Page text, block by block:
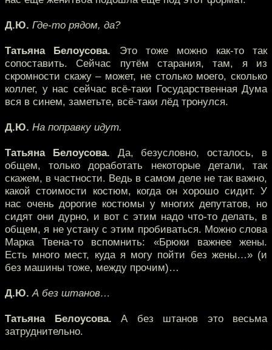
Д.Ю. Где-то рядом, да?
Татьяна Белоусова. Это тоже можно как-то так
сопоставить. Сейчас путём старания, там, я из
скромности скажу – может, не столько моего, сколько
коллег, у нас сейчас всё-таки Государственная Дума
вся в синем, заметьте, всё-таки лёд тронулся.
Д.Ю. На поправку идут.
Татьяна Белоусова. Да, безусловно, осталось, в
общем, только доработать некоторые детали, так
скажем, в частности. Ведь в самом деле не так важно,
какой стоимости костюм, когда он хорошо сидит. У
нас очень дорогие костюмы у многих депутатов, но
сидят они дурно, и вот с этим надо что-то делать, в
общем, я не устану с этим пробиваться. Можно слова
Марка Твена-то вспомнить: «Брюки важнее жены.
Есть много мест, куда я могу пойти без жены…» (и
без машины тоже, между прочим)…
Д.Ю. А без штанов…
Татьяна Белоусова. А без штанов это весьма
затруднительно.